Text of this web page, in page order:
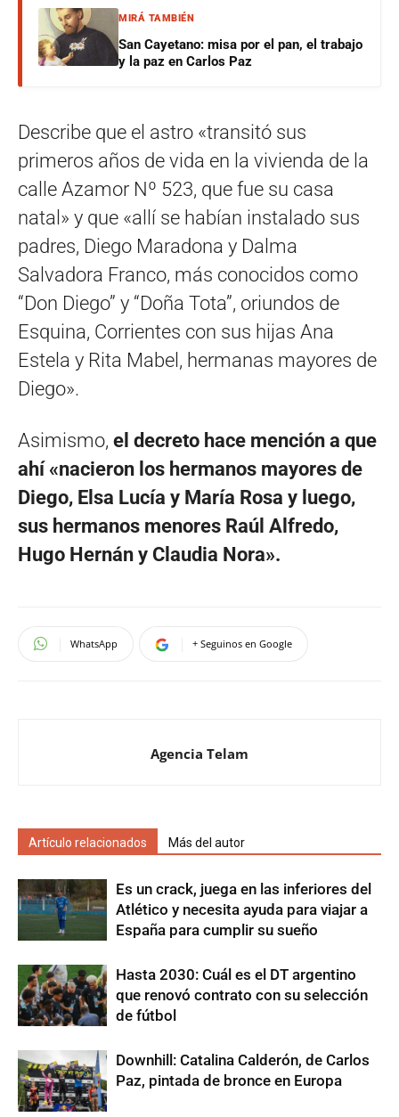
MIRÁ TAMBIÉN
San Cayetano: misa por el pan, el trabajo
y la paz en Carlos Paz
Describe que el astro «transitó sus
primeros años de vida en la vivienda de la
calle Azamor Nº 523, que fue su casa
natal» y que «allí se habían instalado sus
padres, Diego Maradona y Dalma
Salvadora Franco, más conocidos como
“Don Diego” y “Doña Tota”, oriundos de
Esquina, Corrientes con sus hijas Ana
Estela y Rita Mabel, hermanas mayores de
Diego».
Asimismo, el decreto hace mención a que
ahí «nacieron los hermanos mayores de
Diego, Elsa Lucía y María Rosa y luego,
sus hermanos menores Raúl Alfredo,
Hugo Hernán y Claudia Nora».
WhatsApp + Seguinos en Google
Agencia Telam
Artículo relacionados Más del autor
Es un crack, juega en las inferiores del
Atlético y necesita ayuda para viajar a
España para cumplir su sueño
Hasta 2030: Cuál es el DT argentino
que renovó contrato con su selección
de fútbol
Downhill: Catalina Calderón, de Carlos
Paz, pintada de bronce en Europa